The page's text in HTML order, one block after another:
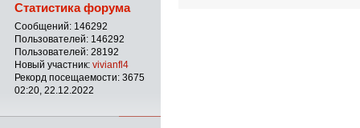
Статистика форума
Сообщений: 146292
Пользователей: 146292
Пользователей: 28192
Новый участник: vivianfl4
Рекорд посещаемости: 3675
02:20, 22.12.2022